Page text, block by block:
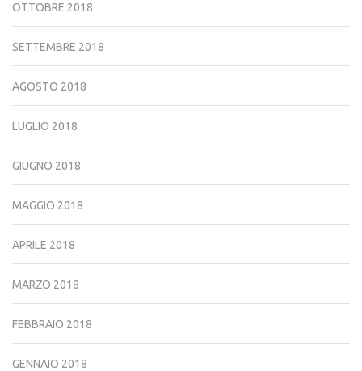
OTTOBRE 2018
SETTEMBRE 2018
AGOSTO 2018
LUGLIO 2018
GIUGNO 2018
MAGGIO 2018
APRILE 2018
MARZO 2018
FEBBRAIO 2018
GENNAIO 2018